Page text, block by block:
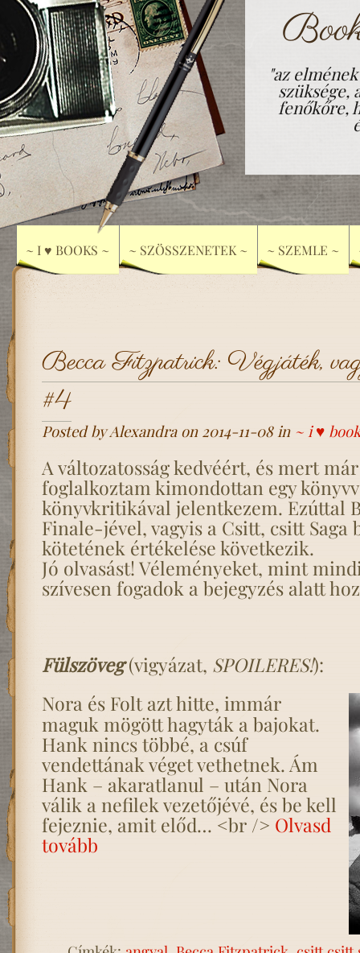
"az
szüksége,
fenőkőre,
~ I ♥ BOOKS ~ ~ SZÖSSZENETEK ~ ~ SZEMLE ~
Becca Fitzpatrick: Végjáték,
#4
Posted by Alexandra on 2014-11-08 in ~ i ♥
A változatosság kedvéért, és mert
foglalkoztam kimondottan egy
könyvkritikával jelentkezem. Ezúttal
Finale-jével, vagyis a Csitt, csitt Saga
kötetének értékelése következik.
Jó olvasást! Véleményeket, mint
szívesen fogadok a bejegyzés alatt
Fülszöveg(vigyázat, SPOILERES!):
Nora és Folt azt hitte, immár
maguk mögött hagyták a bajokat.
Hank nincs többé, a csúf
vendettának véget vethetnek. Ám
Hank – akaratlanul – után Nora
válik a nefilek vezetőjévé, és be kell
fejeznie, amit előd… <br /> Olvasd
tovább